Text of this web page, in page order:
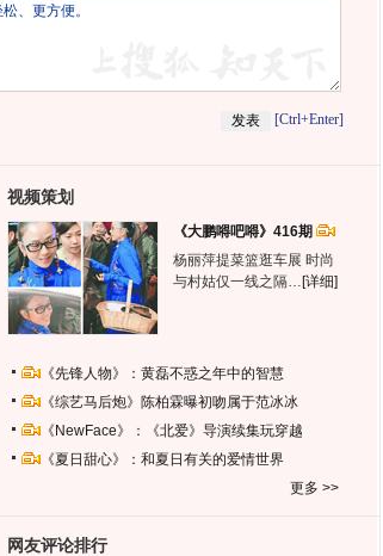
[Ctrl+Enter]
视频策划
《大鹏嘚吧嘚》416期
杨丽萍提菜篮逛车展 时尚
与村姑仅一线之隔… [详细]
《先锋人物》：黄磊不惑之年中的智慧
《综艺马后炮》陈柏霖曝初吻属于范冰冰
《NewFace》：《北爱》导演续集玩穿越
《夏日甜心》：和夏日有关的爱情世界
更多 >>
网友评论排行